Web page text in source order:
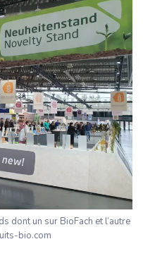
dont un sur BioFach et l’autre
bio.com